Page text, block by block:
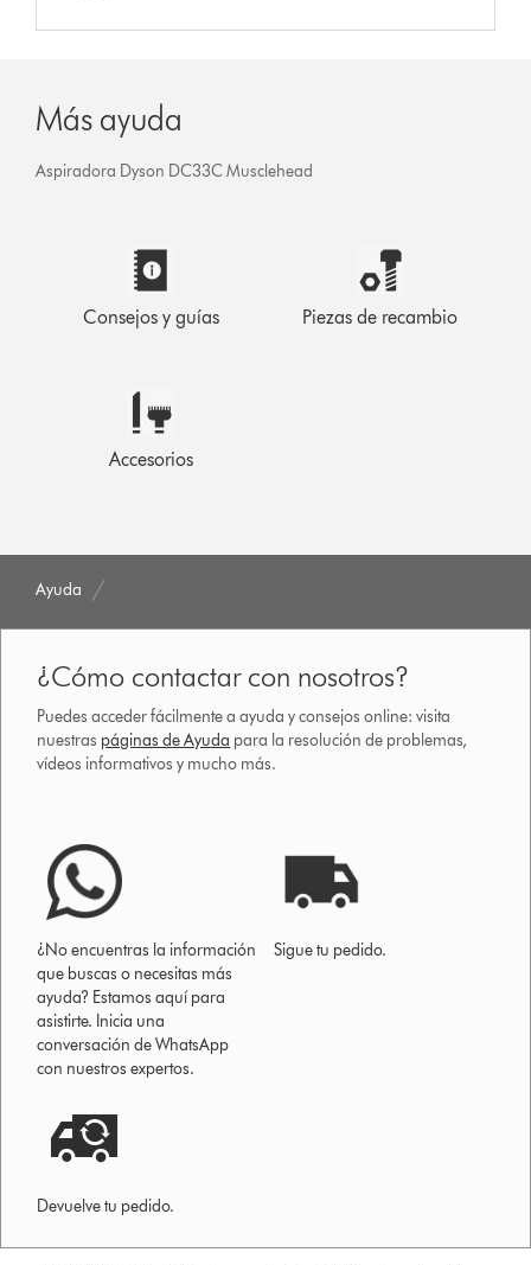
Más ayuda
Aspiradora Dyson DC33C Musclehead
Consejos y guías Piezas de recambio
Accesorios
Ayuda
¿Cómo contactar con nosotros?
Puedes acceder fácilmente a ayuda y consejos online: visita
nuestras páginas de Ayuda para la resolución de problemas,
vídeos informativos y mucho más.
¿No encuentras la información
que buscas o necesitas más
ayuda? Estamos aquí para
asistirte. Inicia una
conversación de WhatsApp
con nuestros expertos.
Sigue tu pedido.
Devuelve tu pedido.